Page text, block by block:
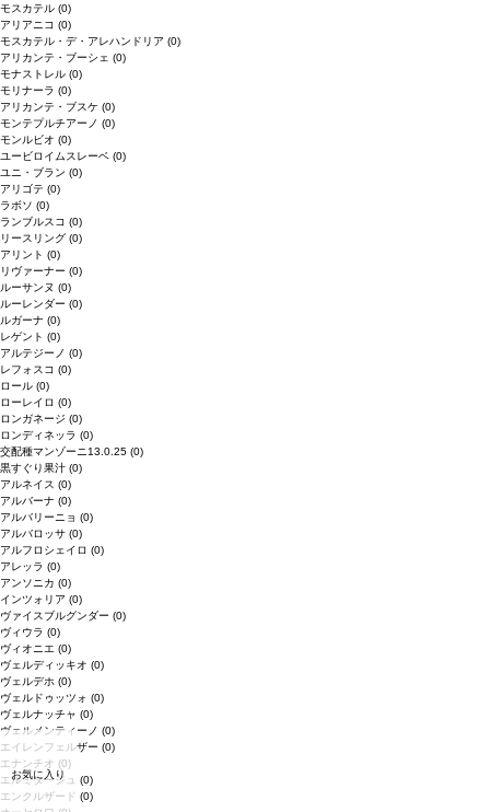
お気に入り
モスカテル (0)
アリアニコ (0)
モスカテル・デ・アレハンドリア (0)
アリカンテ・ブーシェ (0)
モナストレル (0)
モリナーラ (0)
アリカンテ・ブスケ (0)
モンテプルチアーノ (0)
モンルビオ (0)
ユービロイムスレーベ (0)
ユニ・ブラン (0)
アリゴテ (0)
ラボソ (0)
ランブルスコ (0)
リースリング (0)
アリント (0)
リヴァーナー (0)
ルーサンヌ (0)
ルーレンダー (0)
ルガーナ (0)
レゲント (0)
アルテジーノ (0)
レフォスコ (0)
ロール (0)
ローレイロ (0)
ロンガネージ (0)
ロンディネッラ (0)
交配種マンゾーニ13.0.25 (0)
黒すぐり果汁 (0)
アルネイス (0)
アルバーナ (0)
アルバリーニョ (0)
アルバロッサ (0)
アルフロシェイロ (0)
アレッラ (0)
アンソニカ (0)
インツォリア (0)
ヴァイスブルグンダー (0)
ヴィウラ (0)
ヴィオニエ (0)
ヴェルディッキオ (0)
ヴェルデホ (0)
ヴェルドゥッツォ (0)
ヴェルナッチャ (0)
ヴェルメンティーノ (0)
エイレンフェルザー (0)
エナンチオ (0)
エルミタージュ (0)
エンクルザード (0)